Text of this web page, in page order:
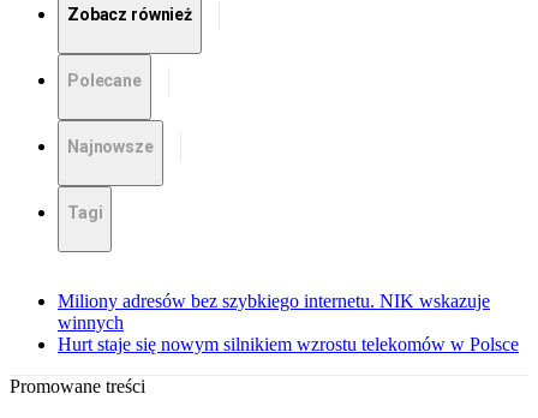
Zobacz również
Polecane
Najnowsze
Tagi
Miliony adresów bez szybkiego internetu. NIK wskazuje
winnych
Hurt staje się nowym silnikiem wzrostu telekomów w Polsce
Promowane treści